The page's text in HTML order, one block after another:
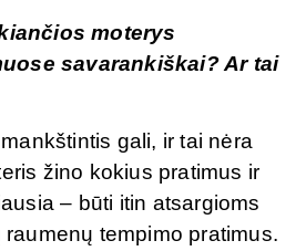
moterys
savarankiškai? Ar tai
gali, ir tai nėra
žino kokius pratimus ir
– būti itin atsargioms
tempimo pratimus.